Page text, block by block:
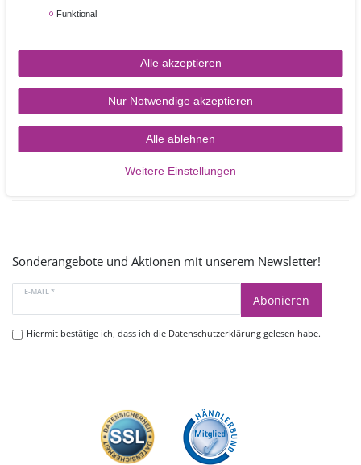
Rufen Sie uns an unter:
0170 4 70 60 74
oder schreiben Sie uns:
Kontakt
Sonderangebote und Aktionen mit unserem Newsletter!
E-MAIL *
Abonieren
Hiermit bestätige ich, dass ich die Datenschutzerklärunggelesen habe.
Funktional
Alle akzeptieren
Nur Notwendige akzeptieren
Alle ablehnen
Weitere Einstellungen